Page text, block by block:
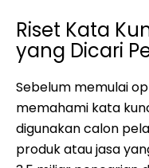
Riset Kata
yang Dicari
Sebelum memulai
memahami kata
digunakan calon
produk atau jasa